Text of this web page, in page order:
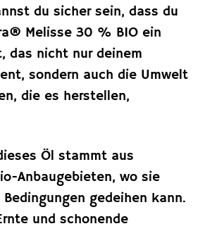
du sicher sein, dass du
Melisse 30 % BIO ein
das nicht nur deinem
sondern auch die Umwelt
die es herstellen,
Öl stammt aus
Anbaugebieten, wo sie
gedeihen kann.
und schonende